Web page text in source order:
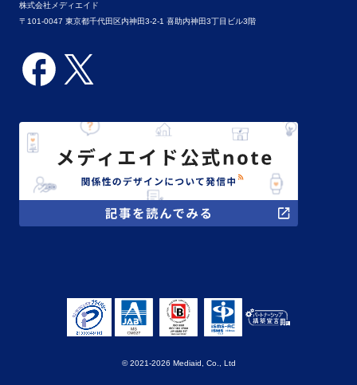
株式会社メディエイド
〒101-0047 東京都千代田区内神田3-2-1 喜助内神田3丁目ビル3階
© 2021-2026 Mediaid, Co., Ltd